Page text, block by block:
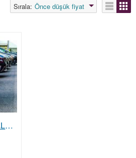
Sırala: Önce düşük fiyat
ANKARA ARAÇ KİRALAMA - SAYFAYI KİRALA